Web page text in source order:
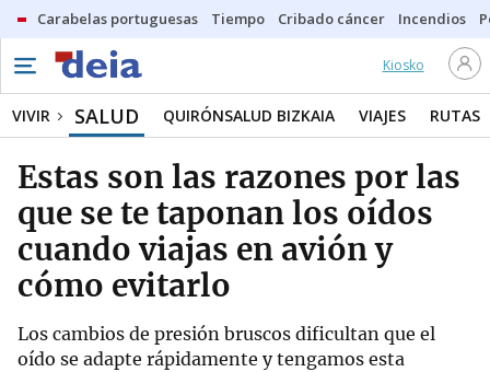
Carabelas portuguesas Tiempo Cribado cáncer Incendios
Kiosko
VIVIR SALUD QUIRÓNSALUD BIZKAIA VIAJES RUTAS
Estas son las razones por las
que se te taponan los oídos
cuando viajas en avión y
cómo evitarlo
Los cambios de presión bruscos dificultan que el
oído se adapte rápidamente y tengamos esta